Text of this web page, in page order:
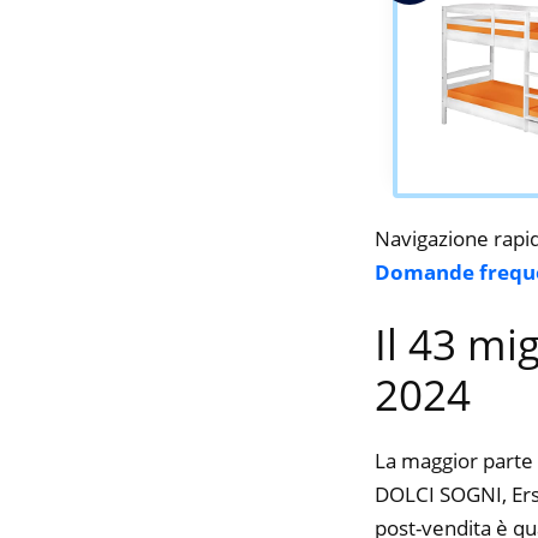
Navigazione
Domande
Il 43
2024
La maggior
DOLCI SOGNI,
post-vendita è